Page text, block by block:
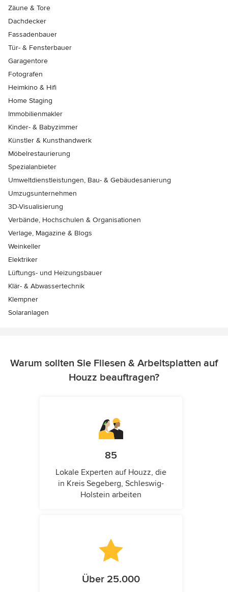
Zäune & Tore
Dachdecker
Fassadenbauer
Tür- & Fensterbauer
Garagentore
Fotografen
Heimkino & Hifi
Home Staging
Immobilienmakler
Kinder- & Babyzimmer
Künstler & Kunsthandwerk
Möbelrestaurierung
Spezialanbieter
Umweltdienstleistungen, Bau- & Gebäudesanierung
Umzugsunternehmen
3D-Visualisierung
Verbände, Hochschulen & Organisationen
Verlage, Magazine & Blogs
Weinkeller
Elektriker
Lüftungs- und Heizungsbauer
Klär- & Abwassertechnik
Klempner
Solaranlagen
Warum sollten Sie Fliesen & Arbeitsplatten auf
Houzz beauftragen?
85
Lokale Experten auf Houzz, die
in Kreis Segeberg, Schleswig-
Holstein arbeiten
Über 25.000